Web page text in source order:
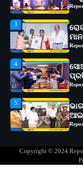
4
5
1
Copyright © 2024